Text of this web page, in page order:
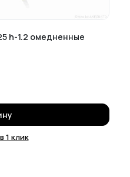
h-1.2 омедненные
1 клик